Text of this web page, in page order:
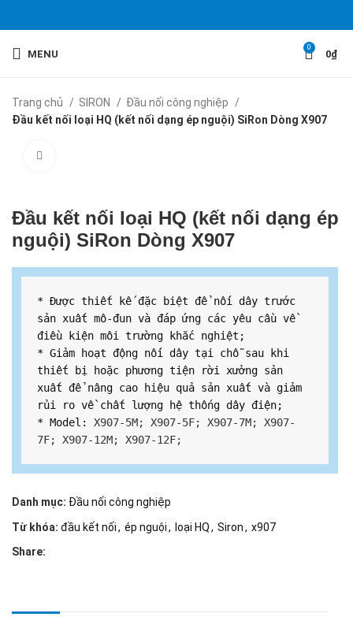
MENU
0
0₫
Trang chủ SIRON
Đầu nối công nghiệp
Đầu kết nối loại HQ (kết nối dạng ép nguội) SiRon Dòng X907
Đầu kết nối loại HQ (kết nối dạng ép
nguội) SiRon Dòng X907
* Được thiết kế đặc biệt để nối dây trước
sản xuất mô-đun và đáp ứng các yêu cầu về
điều kiện môi trường khắc nghiệt;
* Giảm hoạt động nối dây tại chỗ sau khi
thiết bị hoặc phương tiện rời xưởng sản
xuất để nâng cao hiệu quả sản xuất và giảm
rủi ro về chất lượng hệ thống dây điện;
* Model: X907-5M; X907-5F; X907-7M; X907-
7F; X907-12M; X907-12F;
Danh mục: Đầu nối công nghiệp
Từ khóa: đầu kết nối, ép nguội, loại HQ, Siron, x907
Share: